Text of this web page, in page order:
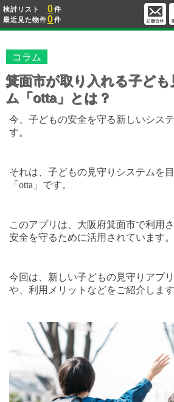
検討リスト 0件
最近見た物件0件
コラム
箕面市が取り入れる子ど
ム「otta」とは？
今、子どもの安全を守る新しいシス
す。
それは、子どもの見守りシステムを
「 otta 」です。
このアプリは、大阪府箕面市で利用
安全を守るために活用されています。
今回は、新しい子どもの見守りアプリ
や、利用メリットなどをご紹介します